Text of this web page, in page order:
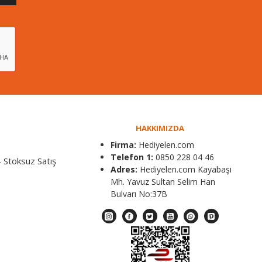
Satış
HAKKIMIZDA
Firma: Hediyelen.com
Telefon 1: 0850 228 04 46
Adres: Hediyelen.com Kayabaşı
Mh. Yavuz Sultan Selim Han
Bulvarı No:37B